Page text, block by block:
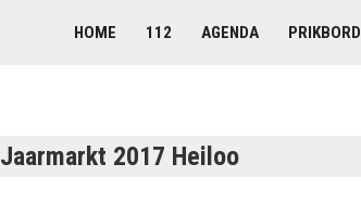
HOME 112 AGENDA PRIKBORD
Jaarmarkt 2017 Heiloo